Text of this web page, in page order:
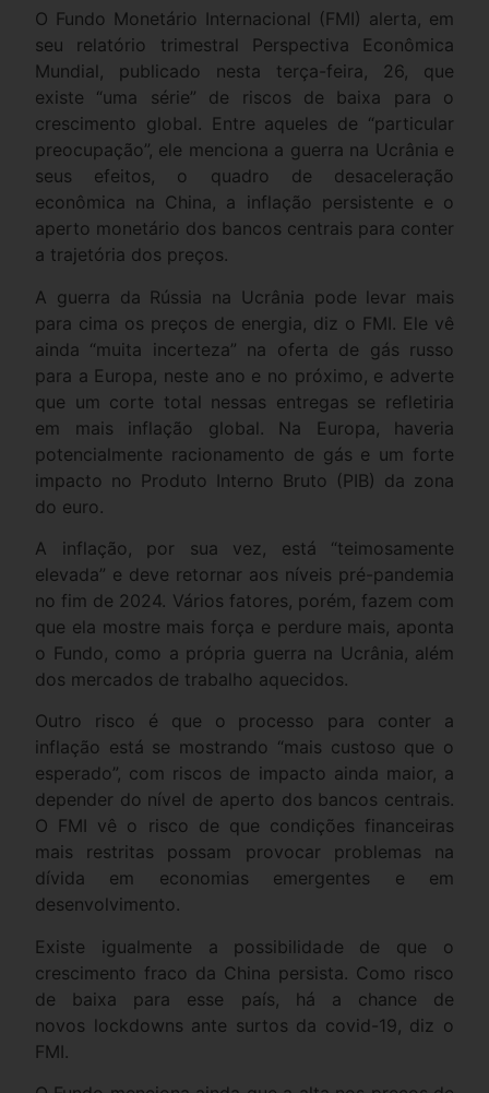
O Fundo Monetário Internacional (FMI) alerta, em
seu relatório trimestral Perspectiva Econômica
Mundial, publicado nesta terça-feira, 26, que
existe “uma série” de riscos de baixa para o
crescimento global. Entre aqueles de “particular
preocupação”, ele menciona a guerra na Ucrânia e
seus efeitos, o quadro de desaceleração
econômica na China, a inflação persistente e o
aperto monetário dos bancos centrais para conter
a trajetória dos preços.
A guerra da Rússia na Ucrânia pode levar mais
para cima os preços de energia, diz o FMI. Ele vê
ainda “muita incerteza” na oferta de gás russo
para a Europa, neste ano e no próximo, e adverte
que um corte total nessas entregas se refletiria
em mais inflação global. Na Europa, haveria
potencialmente racionamento de gás e um forte
impacto no Produto Interno Bruto (PIB) da zona
do euro.
A inflação, por sua vez, está “teimosamente
elevada” e deve retornar aos níveis pré-pandemia
no fim de 2024. Vários fatores, porém, fazem com
que ela mostre mais força e perdure mais, aponta
o Fundo, como a própria guerra na Ucrânia, além
dos mercados de trabalho aquecidos.
Outro risco é que o processo para conter a
inflação está se mostrando “mais custoso que o
esperado”, com riscos de impacto ainda maior, a
depender do nível de aperto dos bancos centrais.
O FMI vê o risco de que condições financeiras
mais restritas possam provocar problemas na
dívida em economias emergentes e em
desenvolvimento.
Existe igualmente a possibilidade de que o
crescimento fraco da China persista. Como risco
de baixa para esse país, há a chance de
novos lockdowns ante surtos da covid-19, diz o
FMI.